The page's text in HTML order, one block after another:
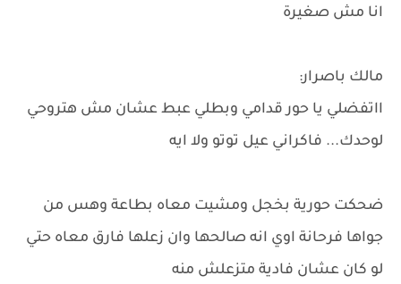
انا مش صغيرة
مالك باصرار:
ااتفضلي يا حور قدامي وبطلي عبط عشان مش هتروحي
لوحدك... فاكراني عيل توتو ولا ايه
ضحكت حورية بخجل ومشيت معاه بطاعة وهس من
جواها فرحانة اوي انه صالحها وان زعلها فارق معاه حتي
لو كان عشان فادية متزعلش منه